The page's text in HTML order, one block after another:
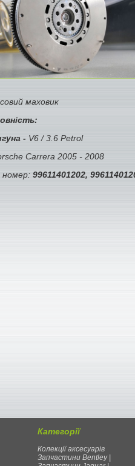
маховик
- V6 / 3.6 Petrol
Carrera 2005 - 2008
99611401202,
Категорії
Колекції аксесуарів
Запчастини Bentley |